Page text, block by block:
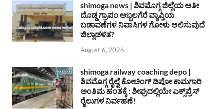
shimoga news | ಶಿವಮೊಗ್ಗ ಜಿಲ್ಲೆಯ ಅತೀ
ದೊಡ್ಡ ಗ್ರಾಪಂ ಅಬ್ಬಲಗೆರೆ ವ್ಯಾಪ್ತಿಯ
ಬಡಾವಣೆಗಳ ನಿವಾಸಿಗಳ ಗೋಳು ಆಲಿಸುವುದೆ
ಜಿಲ್ಲಾಡಳಿತ?
August 6, 2026
shimoga railway coaching depo |
ಶಿವಮೊಗ್ಗ ರೈಲ್ವೆ ಕೋಚಿಂಗ್ ಡಿಪೋ ಕಾಮಗಾರಿ
ಅಂತಿಮ ಹಂತಕ್ಕೆ : ಶೀಘ್ರದಲ್ಲಿಯೇ ಎಕ್ಸ್‌ಪ್ರೆಸ್
ರೈಲುಗಳ ನಿರ್ವಹಣೆ!